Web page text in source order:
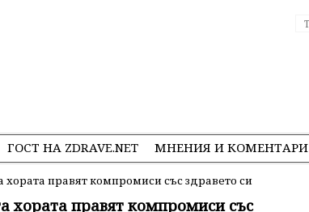
ГОСТ НА ZDRAVE.NET МНЕНИЯ И КОМЕНТАРИ
правят компромиси със здравето си
хората правят компромиси със